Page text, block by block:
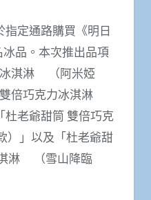
定通路購買《明日
品。本次推出品項
冰淇淋 （阿米婭
倍巧克力冰淇淋
杜老爺甜筒 雙倍巧克
」以及「杜老爺甜
淋 （雪山降臨